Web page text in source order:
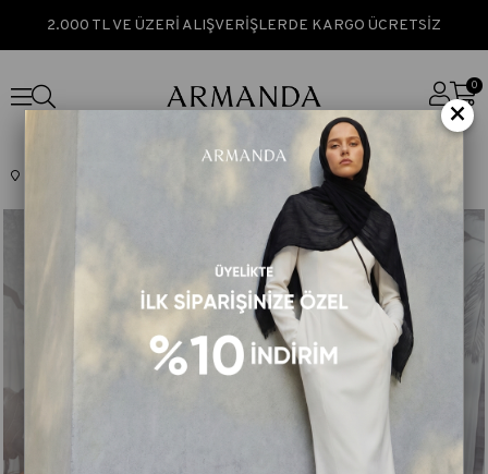
2.000 TL VE ÜZERİ ALIŞVERİŞLERDE KARGO ÜCRETSİZ
0
ZİNCİR MONOGRAM ŞAL
×